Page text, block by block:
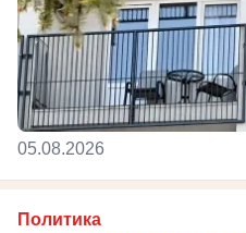
05.08.2026
Политика